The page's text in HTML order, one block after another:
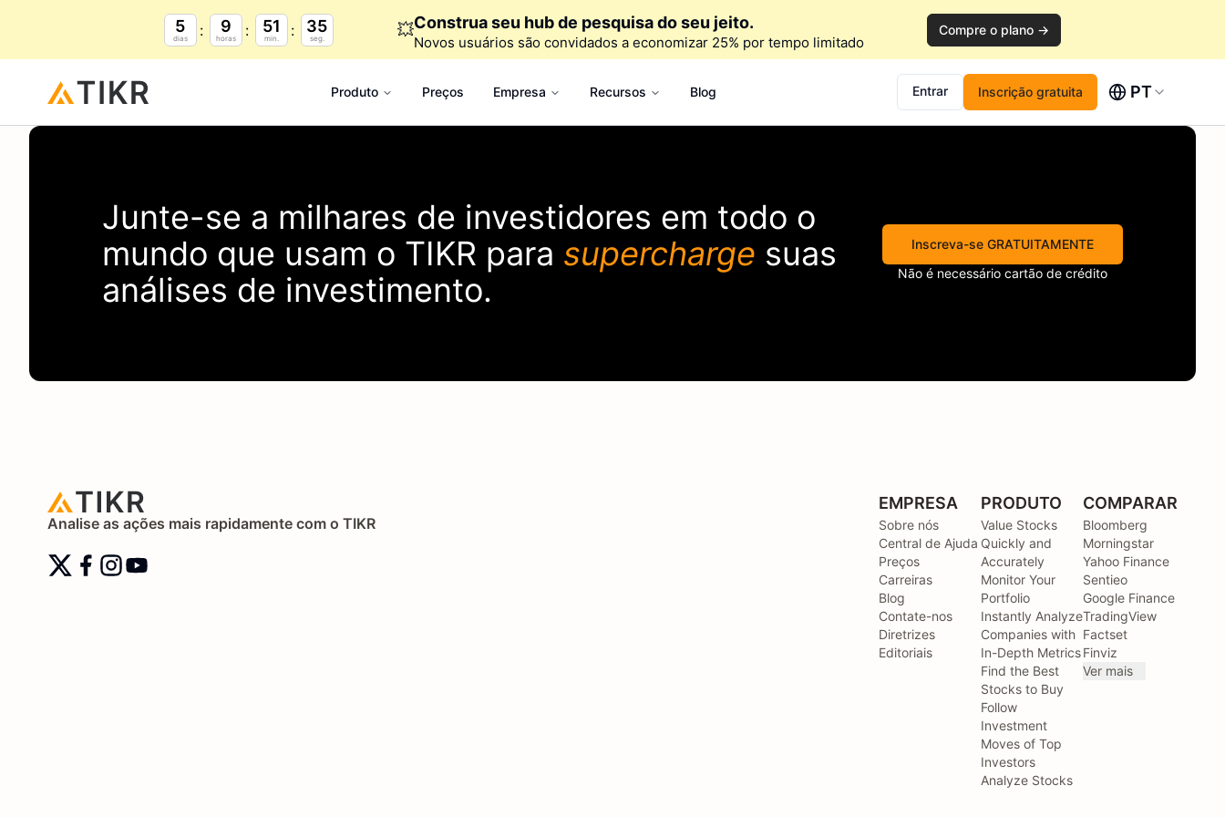
5
dias
9
horas
51
min.
35
seg. 💥Construa seu hub de pesquisa do seu jeito.
Novos usuários são convidados a economizar 25% por tempo limitado
Compre o plano →
Produto Preços Empresa Recursos Blog Entrar Inscrição gratuita PT
Junte-se a milhares de investidores em todo o
mundo que usam o TIKR para supercharge suas
análises de investimento.
Inscreva-se GRATUITAMENTE
Não é necessário cartão de crédito
Analise as ações mais rapidamente com o TIKR
EMPRESA
Sobre nós
Central de Ajuda
Preços
Carreiras
Blog
Contate-nos
Diretrizes
Editoriais
PRODUTO
Value Stocks
Quickly and
Accurately
Monitor Your
Portfolio
Instantly Analyze
Companies with
In-Depth Metrics
Find the Best
Stocks to Buy
Follow
Investment
Moves of Top
Investors
Analyze Stocks
COMPARAR
Bloomberg
Morningstar
Yahoo Finance
Sentieo
Google Finance
TradingView
Factset
Finviz
Ver mais